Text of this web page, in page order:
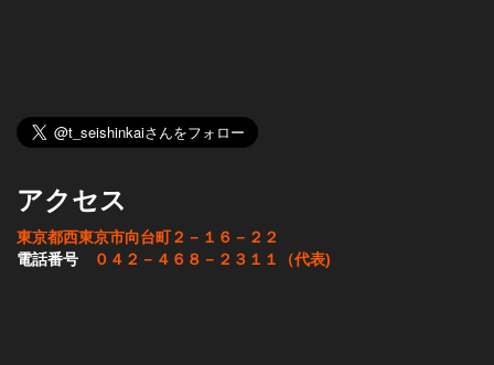
アクセス
東京都西東京市向台町２－１６－２２
電話番号
０４２－４６８－２３１１（代表)